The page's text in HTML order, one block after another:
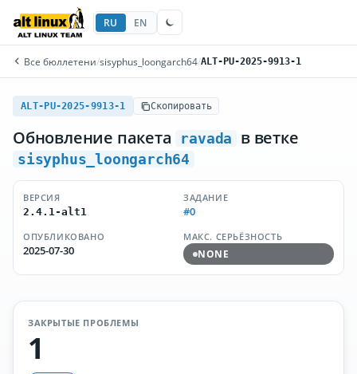
RU EN
Все бюллетени/sisyphus_loongarch64/ALT-PU-2025-9913-1
ALT-PU-2025-9913-1 Скопировать
Обновление пакета ravada в ветке
sisyphus_loongarch64
ВЕРСИЯ
2.4.1-alt1
ЗАДАНИЕ
#0
ОПУБЛИКОВАНО
2025-07-30
МАКС. СЕРЬЁЗНОСТЬ
NONE
ЗАКРЫТЫЕ ПРОБЛЕМЫ
1